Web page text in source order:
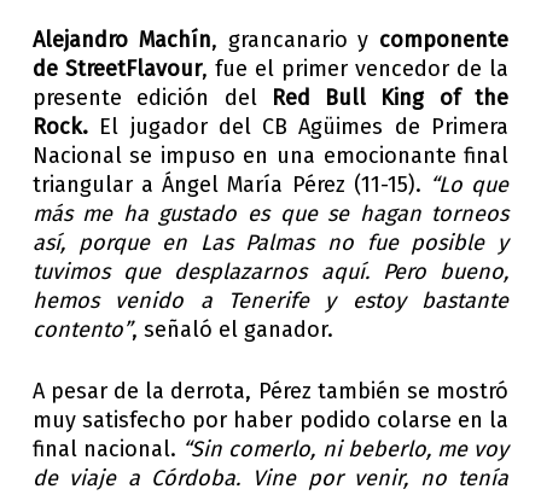
Alejandro Machín, grancanario y componente
de StreetFlavour, fue el primer vencedor de la
presente edición del Red Bull King of the
Rock. El jugador del CB Agüimes de Primera
Nacional se impuso en una emocionante final
triangular a Ángel María Pérez (11-15). “Lo que
más me ha gustado es que se hagan torneos
así, porque en Las Palmas no fue posible y
tuvimos que desplazarnos aquí. Pero bueno,
hemos venido a Tenerife y estoy bastante
contento”, señaló el ganador.
A pesar de la derrota, Pérez también se mostró
muy satisfecho por haber podido colarse en la
final nacional. “Sin comerlo, ni beberlo, me voy
de viaje a Córdoba. Vine por venir, no tenía